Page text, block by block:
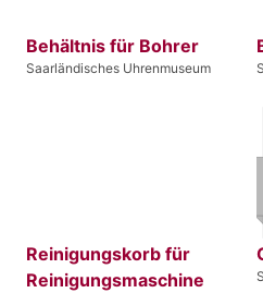
Behältnis für Bohrer
Saarländisches Uhrenmuseum
Reinigungskorb für
Reinigungsmaschine